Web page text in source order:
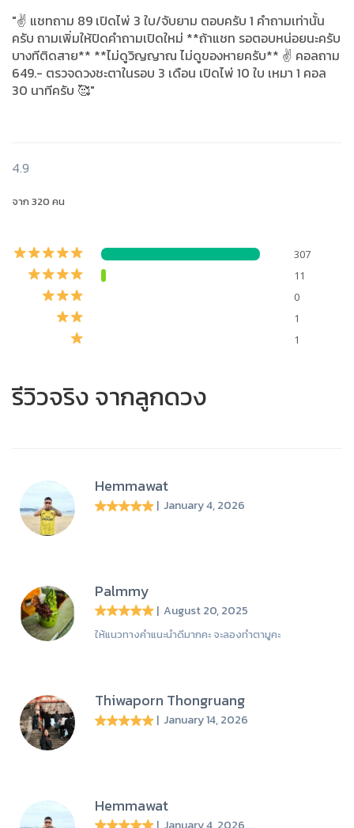
"✌ แชทถาม 89 เปิดไพ่ 3 ใบ/จับยาม ตอบครับ 1 คำถามเท่านั้น
ครับ ถามเพิ่มให้ปิดคำถามเปิดใหม่ **ถ้าแชท รอตอบหน่อยนะครับ
บางทีติดสาย** **ไม่ดูวิญญาณ ไม่ดูของหายครับ** ✌ คอลถาม
649.- ตรวจดวงชะตาในรอบ 3 เดือน เปิดไพ่ 10 ใบ เหมา 1 คอล
30 นาทีครับ 🥰"
4.9
จาก 320 คน
307
11
0
1
1
รีวิวจริง จากลูกดวง
Hemmawat
| January 4, 2026
Palmmy
| August 20, 2025
ให้แนวทางคำแนะนำดีมากคะ จะลองทำตามูคะ
Thiwaporn Thongruang
| January 14, 2026
Hemmawat
| January 4, 2026